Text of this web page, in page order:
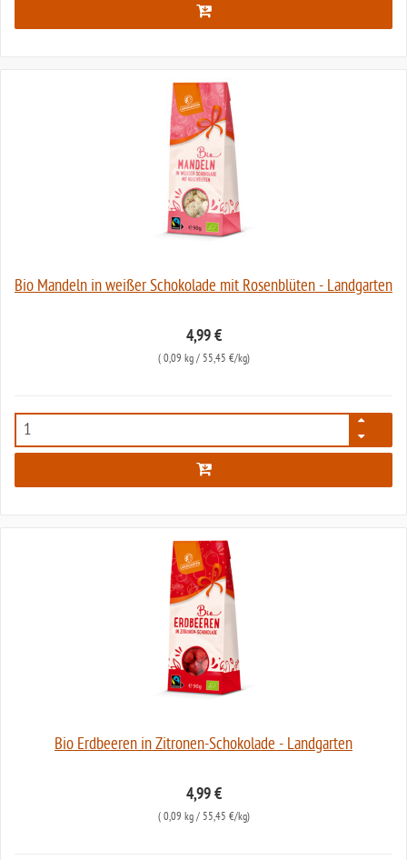
Bio Mandeln in weißer Schokolade mit Rosenblüten - Landgarten
4,99 €
( 0,09 kg/ 55,45 €/kg)
7913
Bio Erdbeeren in Zitronen-Schokolade - Landgarten
4,99 €
( 0,09 kg/ 55,45 €/kg)